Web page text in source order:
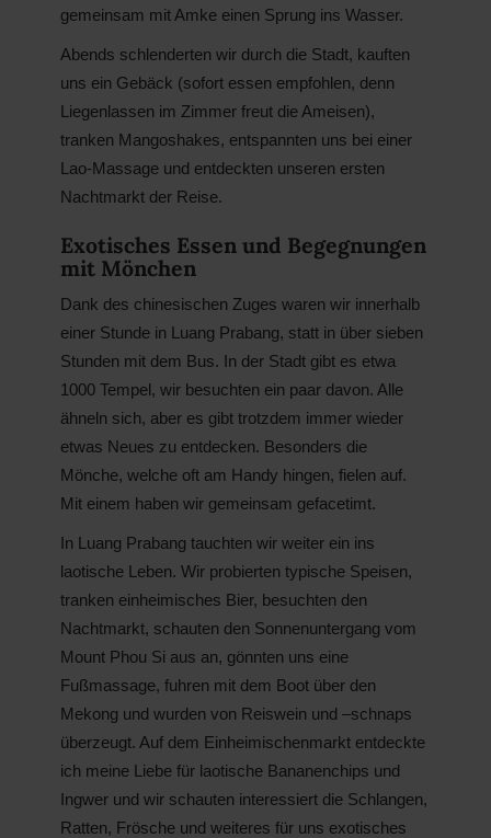
gemeinsam mit Amke einen Sprung ins Wasser.
Abends schlenderten wir durch die Stadt, kauften
uns ein Gebäck (sofort essen empfohlen, denn
Liegenlassen im Zimmer freut die Ameisen),
tranken Mangoshakes, entspannten uns bei einer
Lao-Massage und entdeckten unseren ersten
Nachtmarkt der Reise.
Exotisches Essen und Begegnungen
mit Mönchen
Dank des chinesischen Zuges waren wir innerhalb
einer Stunde in Luang Prabang, statt in über sieben
Stunden mit dem Bus. In der Stadt gibt es etwa
1000 Tempel, wir besuchten ein paar davon. Alle
ähneln sich, aber es gibt trotzdem immer wieder
etwas Neues zu entdecken. Besonders die
Mönche, welche oft am Handy hingen, fielen auf.
Mit einem haben wir gemeinsam gefacetimt.
In Luang Prabang tauchten wir weiter ein ins
laotische Leben. Wir probierten typische Speisen,
tranken einheimisches Bier, besuchten den
Nachtmarkt, schauten den Sonnenuntergang vom
Mount Phou Si aus an, gönnten uns eine
Fußmassage, fuhren mit dem Boot über den
Mekong und wurden von Reiswein und –schnaps
überzeugt. Auf dem Einheimischenmarkt entdeckte
ich meine Liebe für laotische Bananenchips und
Ingwer und wir schauten interessiert die Schlangen,
Ratten, Frösche und weiteres für uns exotisches